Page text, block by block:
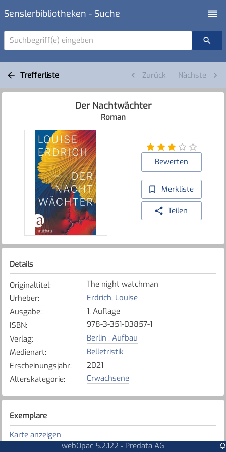
Senslerbibliotheken - Suche
Suchbegriff(e) eingeben
Trefferliste Zurück Nächste
Der Nachtwächter
Roman
Bewerten
Merkliste
Teilen
Details
Originaltitel:
The night watchman
Urheber:
Erdrich, Louise
Ausgabe:
1. Auflage
ISBN:
978-3-351-03857-1
Verlag:
Berlin : Aufbau
Medienart:
Belletristik
Erscheinungsjahr:
2021
Alterskategorie: Erwachsene
Exemplare
Karte anzeigen
webOpac 5.2.122 - Predata AG